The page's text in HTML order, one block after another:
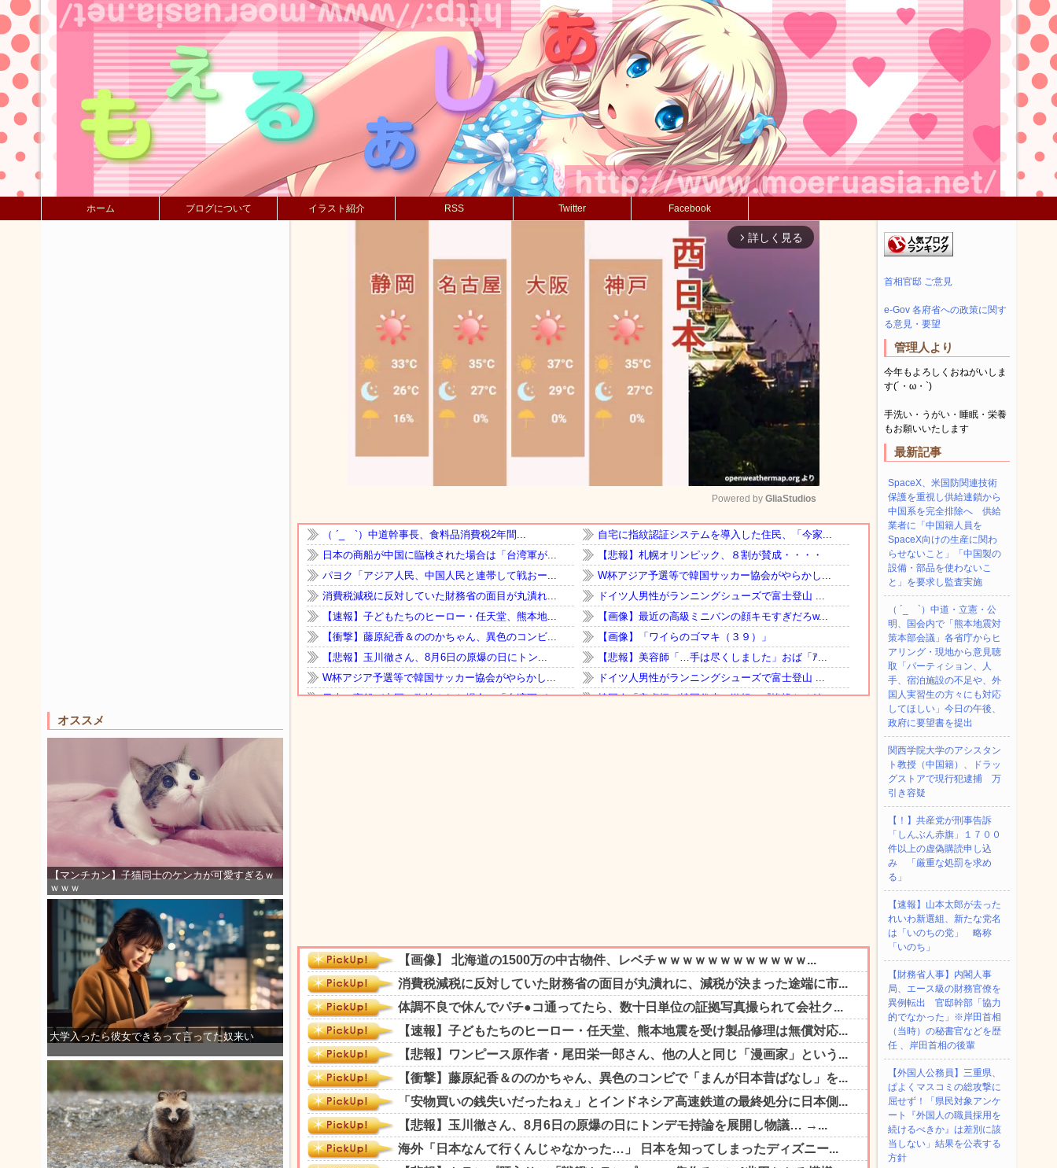
ホーム ブログについて イラスト紹介 RSS Twitter Facebook
オススメ
【マンチカン】子猫同士のケンカが可愛すぎるｗ
ｗｗｗ
大学入ったら彼女できるって言ってた奴来い
arrow_forward_ios 詳しく見る
Mute
Powered by GliaStudios
首相官邸 ご意見
e-Gov 各府省への政策に関す
る意見・要望
管理人より
今年もよろしくおねがいしま
す(´・ω・`)
手洗い・うがい・睡眠・栄養
もお願いいたします
最新記事
SpaceX、米国防関連技術
保護を重視し供給連鎖から
中国系を完全排除へ 供給
業者に「中国籍人員を
SpaceX向けの生産に関わ
らせないこと」「中国製の
設備・部品を使わないこ
と」を要求し監査実施
（ ´_ゝ`）中道・立憲・公
明、国会内で「熊本地震対
策本部会議」各省庁からヒ
アリング・現地から意見聴
取「パーティション、人
手、宿泊施設の不足や、外
国人実習生の方々にも対応
してほしい」今日の午後、
政府に要望書を提出
関西学院大学のアシスタン
ト教授（中国籍）、ドラッ
グストアで現行犯逮捕 万
引き容疑
【！】共産党が刑事告訴
「しんぶん赤旗」１７００
件以上の虚偽購読申し込
み 「厳重な処罰を求め
る」
【速報】山本太郎が去った
れいわ新選組、新たな党名
は「いのちの党」 略称
「いのち」
【財務省人事】内閣人事
局、エース級の財務官僚を
異例転出 官邸幹部「協力
的でなかった」※岸田首相
（当時）の秘書官などを歴
任 、岸田首相の後輩
【外国人公務員】三重県、
ぱよくマスコミの総攻撃に
屈せず！「県民対象アンケ
ート『外国人の職員採用を
続けるべきか』は差別に該
当しない」結果を公表する
方針